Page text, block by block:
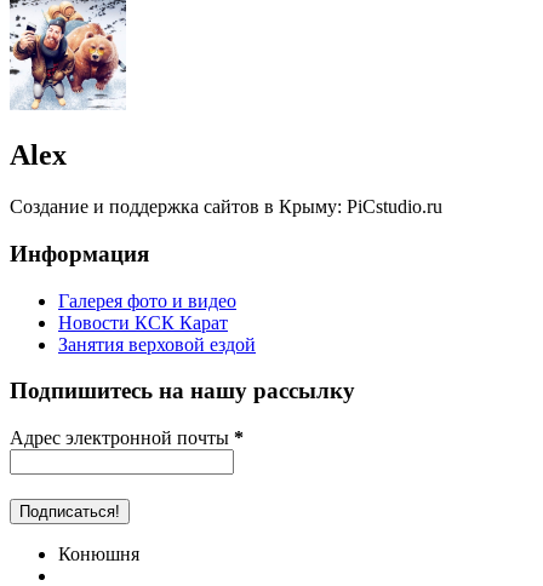
Alex
Создание и поддержка сайтов в Крыму: PiCstudio.ru
Информация
Галерея фото и видео
Новости КСК Карат
Занятия верховой ездой
Подпишитесь на нашу рассылку
Адрес электронной почты *
Конюшня